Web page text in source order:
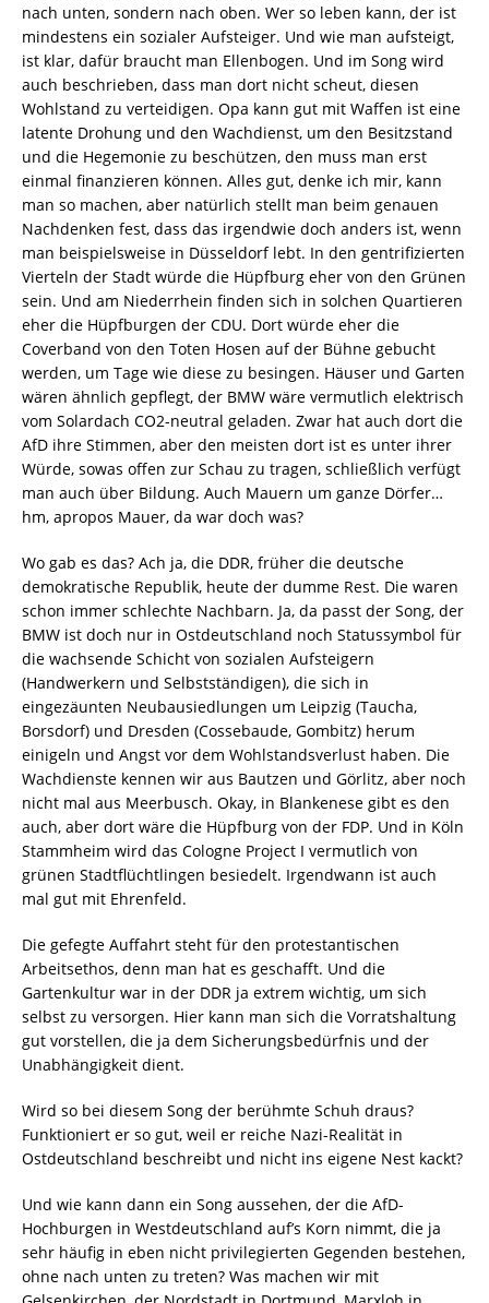
nach unten, sondern nach oben. Wer so leben kann, der ist
mindestens ein sozialer Aufsteiger. Und wie man aufsteigt,
ist klar, dafür braucht man Ellenbogen. Und im Song wird
auch beschrieben, dass man dort nicht scheut, diesen
Wohlstand zu verteidigen. Opa kann gut mit Waffen ist eine
latente Drohung und den Wachdienst, um den Besitzstand
und die Hegemonie zu beschützen, den muss man erst
einmal finanzieren können. Alles gut, denke ich mir, kann
man so machen, aber natürlich stellt man beim genauen
Nachdenken fest, dass das irgendwie doch anders ist, wenn
man beispielsweise in Düsseldorf lebt. In den gentrifizierten
Vierteln der Stadt würde die Hüpfburg eher von den Grünen
sein. Und am Niederrhein finden sich in solchen Quartieren
eher die Hüpfburgen der CDU. Dort würde eher die
Coverband von den Toten Hosen auf der Bühne gebucht
werden, um Tage wie diese zu besingen. Häuser und Garten
wären ähnlich gepflegt, der BMW wäre vermutlich elektrisch
vom Solardach CO2-neutral geladen. Zwar hat auch dort die
AfD ihre Stimmen, aber den meisten dort ist es unter ihrer
Würde, sowas offen zur Schau zu tragen, schließlich verfügt
man auch über Bildung. Auch Mauern um ganze Dörfer…
hm, apropos Mauer, da war doch was?
Wo gab es das? Ach ja, die DDR, früher die deutsche
demokratische Republik, heute der dumme Rest. Die waren
schon immer schlechte Nachbarn. Ja, da passt der Song, der
BMW ist doch nur in Ostdeutschland noch Statussymbol für
die wachsende Schicht von sozialen Aufsteigern
(Handwerkern und Selbstständigen), die sich in
eingezäunten Neubausiedlungen um Leipzig (Taucha,
Borsdorf) und Dresden (Cossebaude, Gombitz) herum
einigeln und Angst vor dem Wohlstandsverlust haben. Die
Wachdienste kennen wir aus Bautzen und Görlitz, aber noch
nicht mal aus Meerbusch. Okay, in Blankenese gibt es den
auch, aber dort wäre die Hüpfburg von der FDP. Und in Köln
Stammheim wird das Cologne Project I vermutlich von
grünen Stadtflüchtlingen besiedelt. Irgendwann ist auch
mal gut mit Ehrenfeld.
Die gefegte Auffahrt steht für den protestantischen
Arbeitsethos, denn man hat es geschafft. Und die
Gartenkultur war in der DDR ja extrem wichtig, um sich
selbst zu versorgen. Hier kann man sich die Vorratshaltung
gut vorstellen, die ja dem Sicherungsbedürfnis und der
Unabhängigkeit dient.
Wird so bei diesem Song der berühmte Schuh draus?
Funktioniert er so gut, weil er reiche Nazi-Realität in
Ostdeutschland beschreibt und nicht ins eigene Nest kackt?
Und wie kann dann ein Song aussehen, der die AfD-
Hochburgen in Westdeutschland auf’s Korn nimmt, die ja
sehr häufig in eben nicht privilegierten Gegenden bestehen,
ohne nach unten zu treten? Was machen wir mit